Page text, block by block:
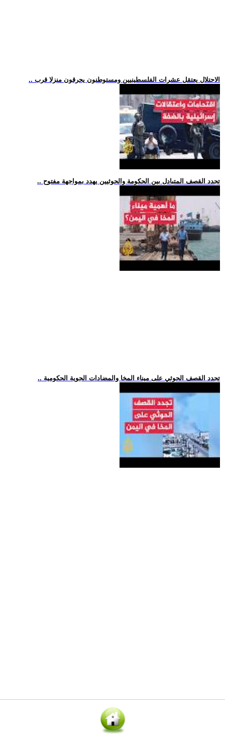
.. الاحتلال يعتقل عشرات الفلسطينيين ومستوطنون يحرقون منزلا قرب
.. تجدد القصف المتبادل بين الحكومة والحوثيين يهدد بمواجهة مفتوح
.. تجدد القصف الحوثي على ميناء المخا والمضادات الجوية الحكومية